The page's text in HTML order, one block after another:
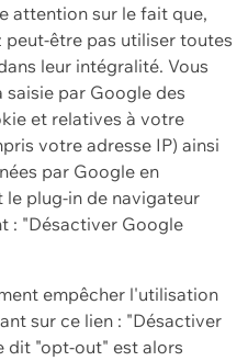
attention sur le fait que,
peut-être pas utiliser toutes
leur intégralité. Vous
saisie par Google des
et relatives à votre
votre adresse IP) ainsi
par Google en
plug-in de navigateur
: "Désactiver Google
empêcher l'utilisation
sur ce lien : "Désactiver
dit "opt-out" est alors